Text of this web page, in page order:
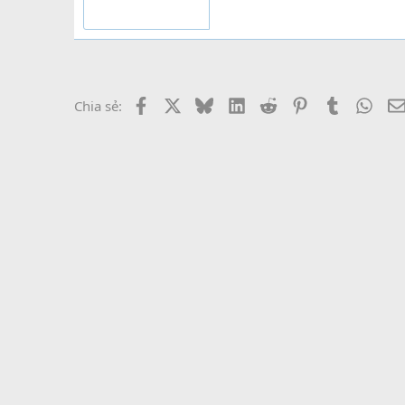
Chia sẻ: Facebook BlueskyLinkedIn
Reddit PinterestTumblr